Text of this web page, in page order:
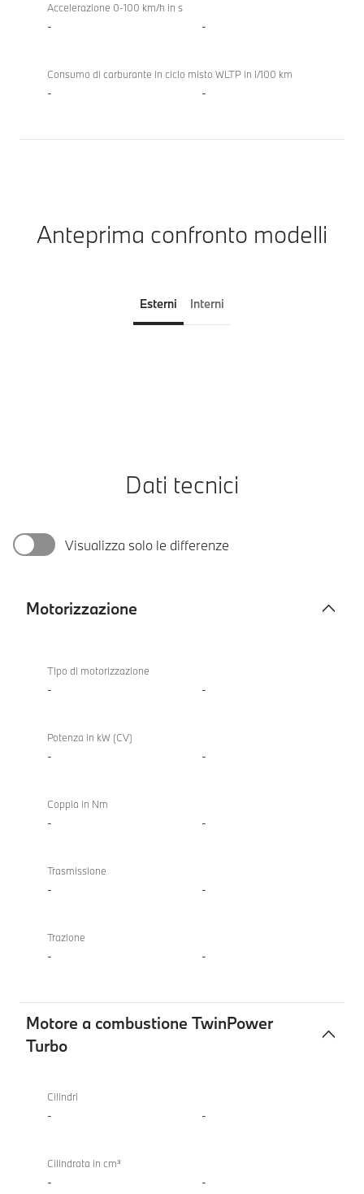
Accelerazione 0-100 km/h in s
- -
Consumo di carburante in ciclo misto WLTP in l/100 km
- -
Anteprima confronto modelli
Esterni Interni
Dati tecnici
Visualizza solo le differenze
Motorizzazione
Tipo di motorizzazione
- -
Potenza in kW (CV)
- -
Coppia in Nm
- -
Trasmissione
- -
Trazione
- -
Motore a combustione TwinPower
Turbo
combustione
Cilindri
- -
Cilindrata in cm³
- -